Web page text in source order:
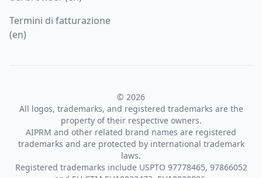
Termini di fatturazione
(en)
© 2026
All logos, trademarks, and registered trademarks are the
property of their respective owners.
AIPRM and other related brand names are registered
trademarks and are protected by international trademark
laws.
Registered trademarks include USPTO 97778465, 97866052